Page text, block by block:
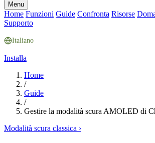
Menu
Home Funzioni Guide Confronta Risorse
Supporto
Italiano
Installa
Home
/
Guide
/
Gestire la modalità scura AMOLED di
Modalità scura classica ›